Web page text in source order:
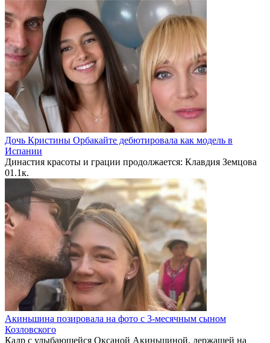
Дочь Кристины Орбакайте дебютировала как модель в
Испании
Династия красоты и грации продолжается: Клавдия Земцова
01.1к.
Акиньшина позировала на фото с 3-месячным сыном
Козловского
Кадр с улыбающейся Оксаной Акиньшиной, держащей на